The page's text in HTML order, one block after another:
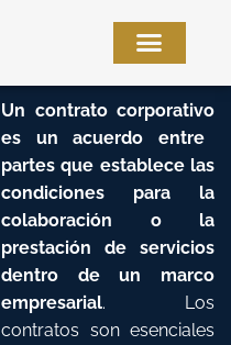
Un contrato corporativo
es un acuerdo entre
partes que establece las
condiciones para la
colaboración o la
prestación de servicios
dentro de un marco
empresarial. Los
contratos son esenciales